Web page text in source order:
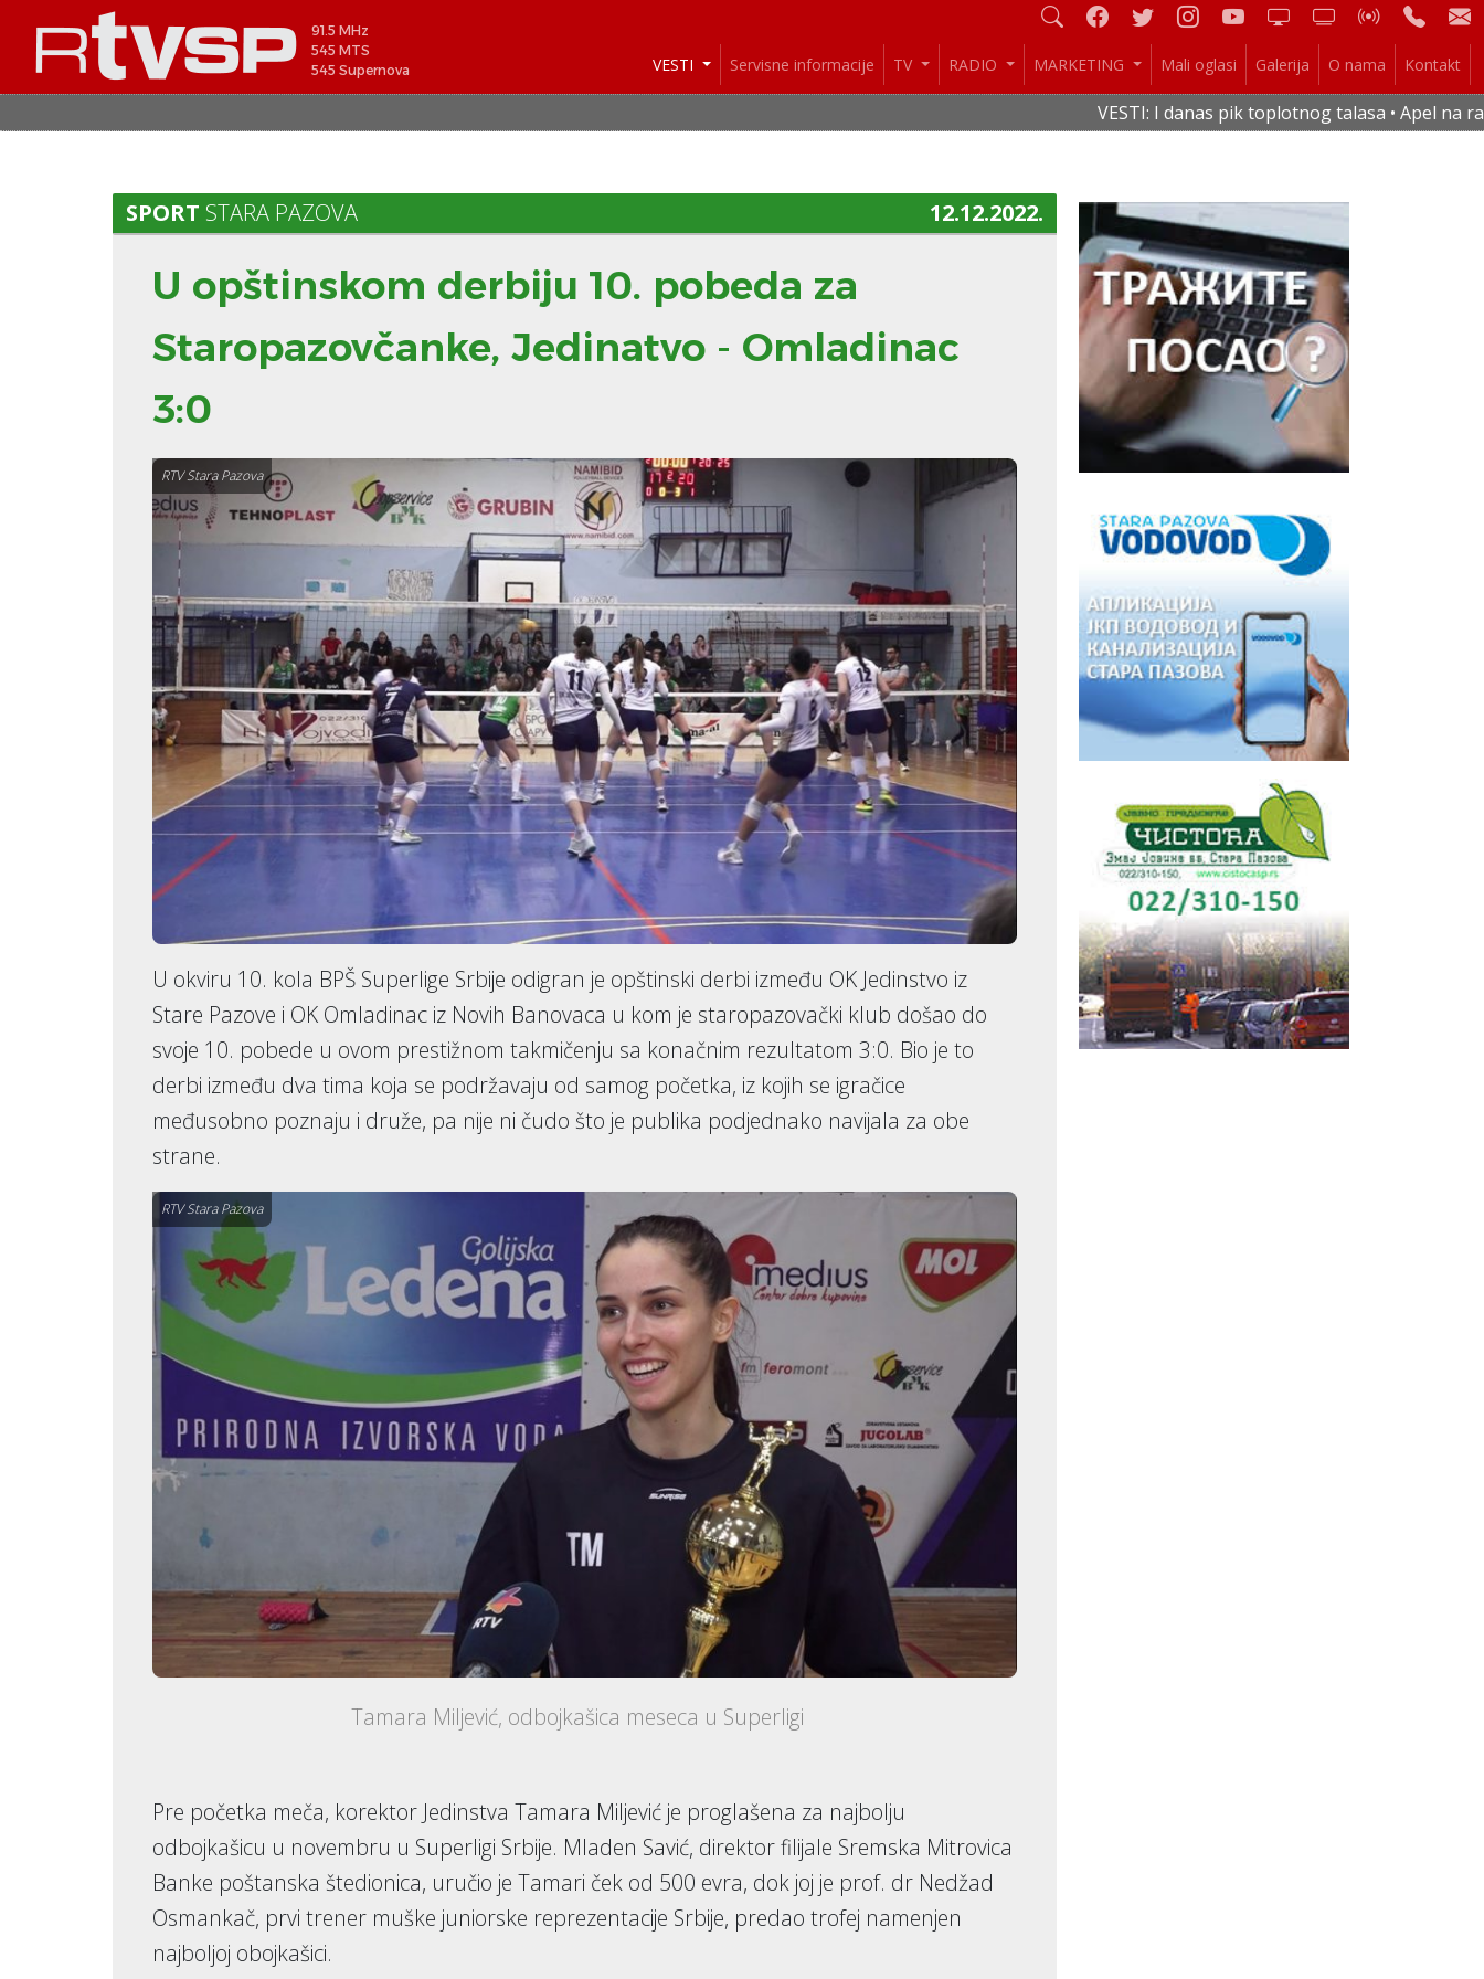
91.5 MHz
545 MTS
545 Supernova
VESTI Servisne informacije TV RADIO MARKETING Mali oglasi Galerija O nama Kontakt
VESTI: I danas pik toplotnog talasa • Apel na
SPORT STARA PAZOVA 12.12.2022.
U opštinskom derbiju 10. pobeda za
Staropazovčanke, Jedinatvo - Omladinac
3:0
RTV Stara Pazova
U okviru 10. kola BPŠ Superlige Srbije odigran je opštinski derbi između OK Jedinstvo iz
Stare Pazove i OK Omladinac iz Novih Banovaca u kom je staropazovački klub došao do
svoje 10. pobede u ovom prestižnom takmičenju sa konačnim rezultatom 3:0. Bio je to
derbi između dva tima koja se podržavaju od samog početka, iz kojih se igračice
međusobno poznaju i druže, pa nije ni čudo što je publika podjednako navijala za obe
strane.
RTV Stara Pazova
Tamara Miljević, odbojkašica meseca u Superligi
Pre početka meča, korektor Jedinstva Tamara Miljević je proglašena za najbolju
odbojkašicu u novembru u Superligi Srbije. Mladen Savić, direktor filijale Sremska Mitrovica
Banke poštanska štedionica, uručio je Tamari ček od 500 evra, dok joj je prof. dr Nedžad
Osmankač, prvi trener muške juniorske reprezentacije Srbije, predao trofej namenjen
najboljoj obojkašici.